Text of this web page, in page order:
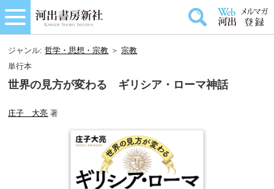
ジャンル:哲学・思想・宗教 ＞宗教
単行本
世界の見方が変わる ギリシア・ローマ神話
庄子 大亮 著